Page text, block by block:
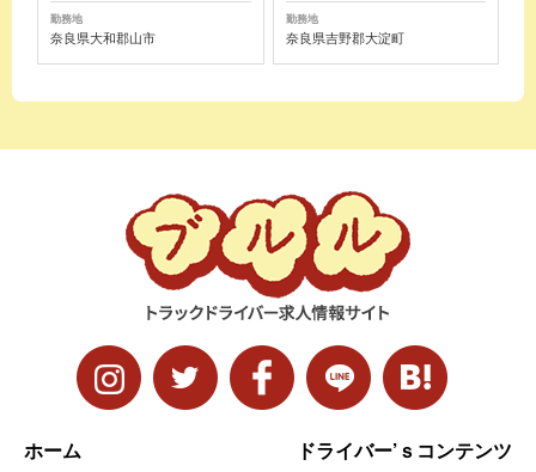
勤務地
奈良県大和郡山市
勤務地
奈良県吉野郡大淀町
ホーム ドライバー’ｓコンテンツ